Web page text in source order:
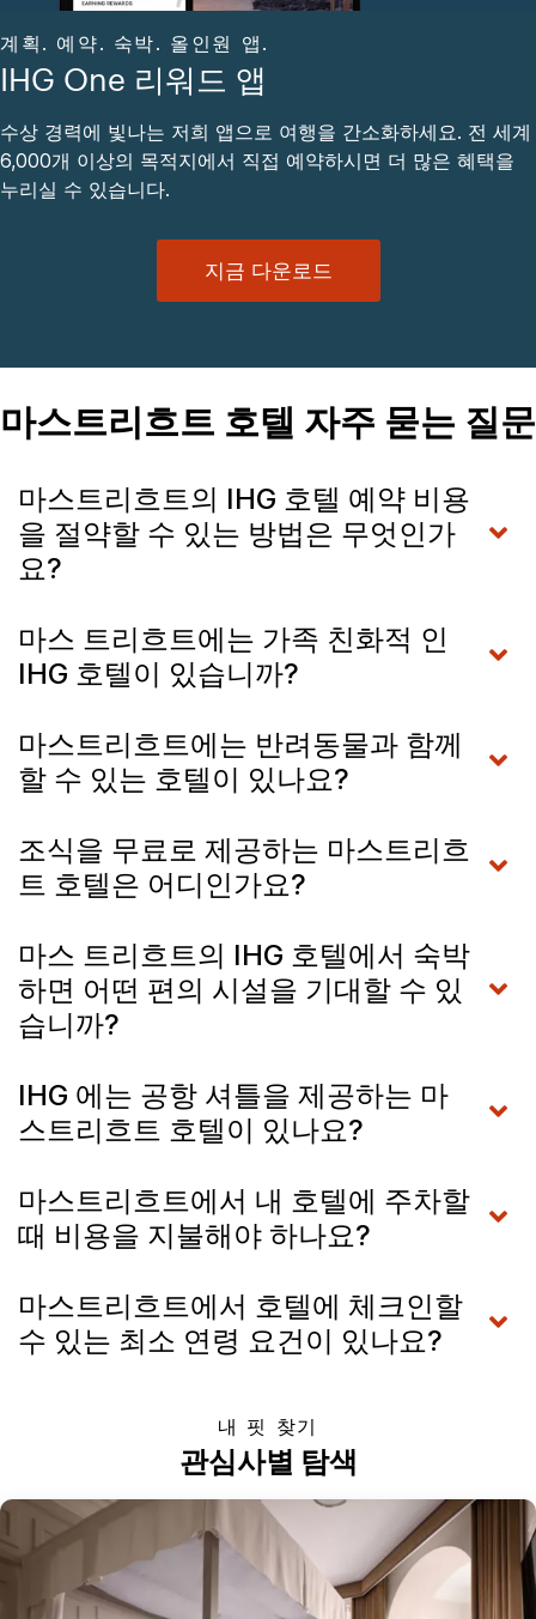
계획. 예약. 숙박. 올인원 앱.
IHG One 리워드 앱
수상 경력에 빛나는 저희 앱으로 여행을 간소화하세요. 전 세계
6,000개 이상의 목적지에서 직접 예약하시면 더 많은 혜택을
누리실 수 있습니다.
지금 다운로드
마스트리흐트 호텔 자주 묻는 질문
마스트리흐트의 IHG 호텔 예약 비용
을 절약할 수 있는 방법은 무엇인가
요?
마스 트리흐트에는 가족 친화적 인
IHG 호텔이 있습니까?
마스트리흐트에는 반려동물과 함께
할 수 있는 호텔이 있나요?
조식을 무료로 제공하는 마스트리흐
트 호텔은 어디인가요?
마스 트리흐트의 IHG 호텔에서 숙박
하면 어떤 편의 시설을 기대할 수 있
습니까?
IHG 에는 공항 셔틀을 제공하는 마
스트리흐트 호텔이 있나요?
마스트리흐트에서 내 호텔에 주차할
때 비용을 지불해야 하나요?
마스트리흐트에서 호텔에 체크인할
수 있는 최소 연령 요건이 있나요?
내 핏 찾기
관심사별 탐색